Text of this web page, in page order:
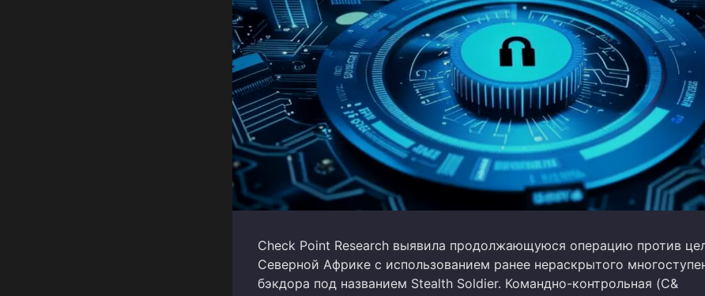
Check Point Research выявила продолжающуюся операцию против
Северной Африке с использованием ранее нераскрытого
бэкдора под названием Stealth Soldier. Командно-контрольная (C&